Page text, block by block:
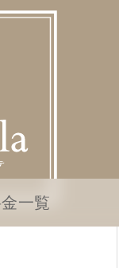
一覧